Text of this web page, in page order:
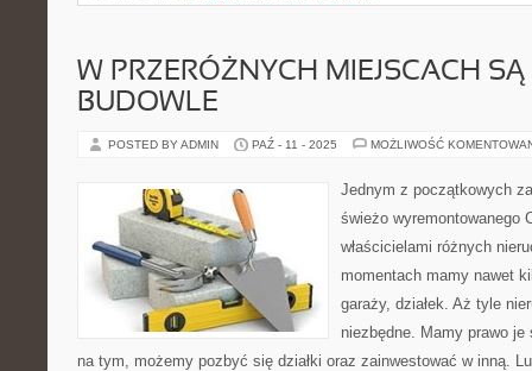
W PRZERÓŻNYCH MIEJSCACH
BUDOWLE
POSTED BY ADMIN PAŹ - 11 - 2025 MOŻLIWOŚĆ
Jednym z początkowych
świeżo wyremontowanego
właścicielami różnych
momentach mamy nawet
garaży, działek. Aż tyle
niezbędne. Mamy prawo
na tym, możemy pozbyć się działki oraz zainwestować w inną.